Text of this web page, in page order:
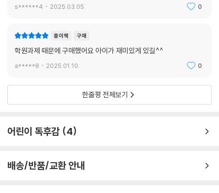
s******4 2025.03.05. 0
종이책 구매
학원과제 때문에 구매했어요 아이가 재미있게 있길^^
a*****8 2025.01.10. 0
한줄평 전체보기
어린이 독후감 4
배송/반품/교환 안내